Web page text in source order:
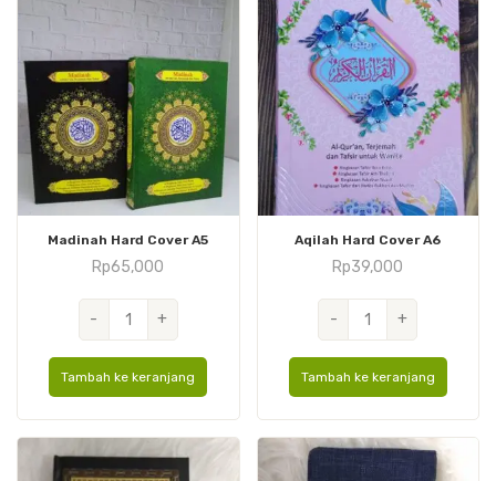
Madinah Hard Cover A5
Rp65,000
-
Kuantitas
Madinah
Hard
A5
+
Tambah ke keranjang
Aqilah Hard Cover A6
Rp39,000
-
Kuantitas
Aqilah
Hard
A6
+
Tambah ke keranjang